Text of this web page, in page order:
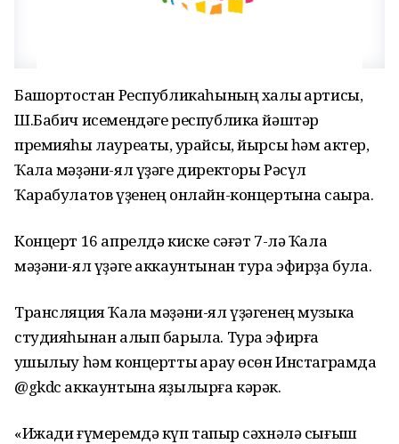
Башҡортостан Республикаһының халыҡ артисы,
Ш.Бабич исемендәге республика йәштәр
премияһы лауреаты, ҡурайсы, йырсы һәм актер,
Ҡала мәҙәни-ял үҙәге директоры Рәсүл
Ҡарабулатов үҙенең онлайн-концертына саҡыра.
Концерт 16 апрелдә киске сәғәт 7-лә Ҡала
мәҙәни-ял үҙәге аккаунтынан тура эфирҙа була.
Трансляция Ҡала мәҙәни-ял үҙәгенең музыка
студияһынан алып барыла. Тура эфирға
ҡушылыу һәм концертты ҡарау өсөн Инстаграмда
@gkdc аккаунтына яҙылырға кәрәк.
«Ижади ғүмеремдә күп тапҡыр сәхнәлә сығыш